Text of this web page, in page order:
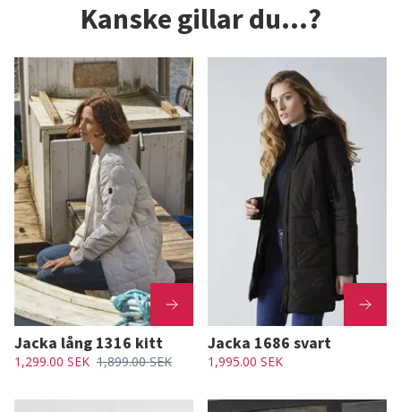
Kanske gillar du...?
Jacka lång 1316 kitt
1,299.00 SEK 1,899.00 SEK
Jacka 1686 svart
1,995.00 SEK